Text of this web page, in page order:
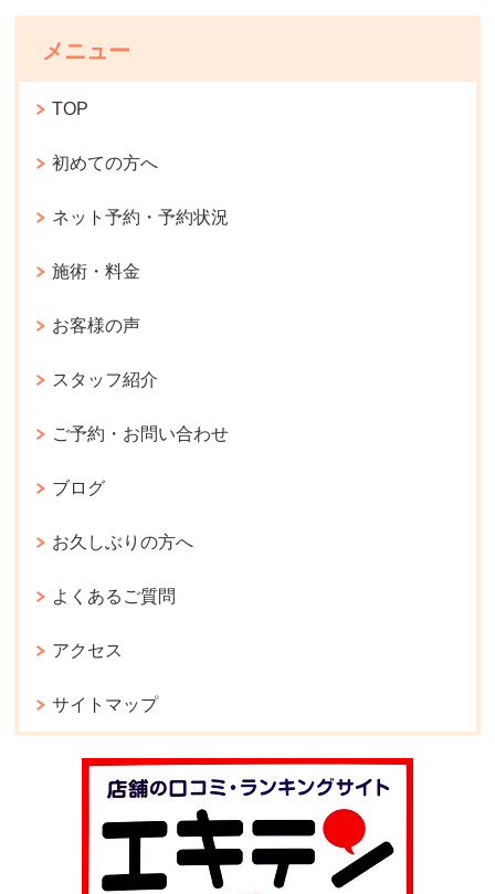
メニュー
TOP
初めての方へ
ネット予約・予約状況
施術・料金
お客様の声
スタッフ紹介
ご予約・お問い合わせ
ブログ
お久しぶりの方へ
よくあるご質問
アクセス
サイトマップ